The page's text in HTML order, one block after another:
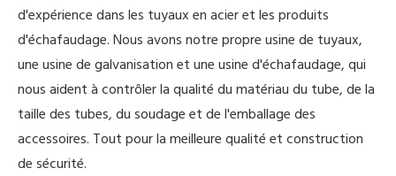
d'expérience dans les tuyaux en acier et les produits
d'échafaudage. Nous avons notre propre usine de tuyaux,
une usine de galvanisation et une usine d'échafaudage, qui
nous aident à contrôler la qualité du matériau du tube, de la
taille des tubes, du soudage et de l'emballage des
accessoires. Tout pour la meilleure qualité et construction
de sécurité.